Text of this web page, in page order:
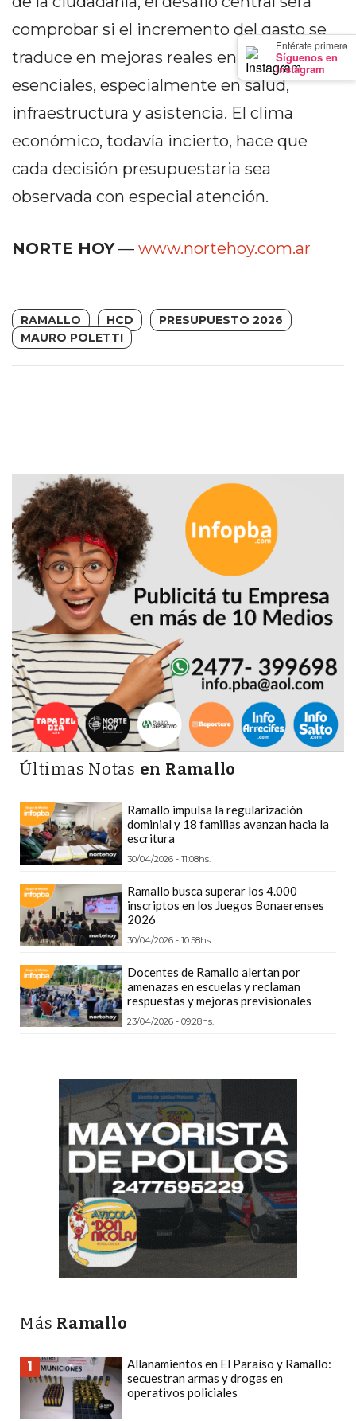
×
Entérate primero
Síguenos en
Instagram
PRECIOS
WHEY
PROTEIN
DÓNDE
COMPRAR
GIMNASIO
PERGAMINO
ONLINE
GRATIS
SUPLEMENTOS
PROTEÍNA,
CREATINA
Y
PRE
ENTRENO
CON
ASESORAMIENTO
PROFESIONAL
QUÉ
ES
CHANGUITO.COM.AR
Y
CÓMO
FUNCIONA:
CREAR
ONLINE
CON
PEDIDOS
WHATSAPP
TIENDA
ONLINE
EN
ARGENTINA:
CHANGUITO.COM.AR
PLATAFORMAS
WHATSAPP
CÓMO
RECIBIR
PEDIDOS
LA
DEFINITIVA
PARA
RESTAURANTES
comprobar si el incremento del gasto se
traduce en mejoras reales en servicios
esenciales, especialmente en salud,
infraestructura y asistencia. El clima
económico, todavía incierto, hace que
cada decisión presupuestaria sea
observada con especial atención.
NORTE HOY— www.nortehoy.com.ar
RAMALLO HCD
PRESUPUESTO 2026
MAURO POLETTI
Últimas Notas en Ramallo
Ramallo impulsa la regularización
dominial y 18 familias avanzan hacia la
escritura
30/04/2026 - 11:08hs.
Ramallo busca superar los 4.000
inscriptos en los Juegos Bonaerenses
2026
30/04/2026 - 10:58hs.
Docentes de Ramallo alertan por
amenazas en escuelas y reclaman
respuestas y mejoras previsionales
23/04/2026 - 09:28hs.
Más Ramallo
1
Allanamientos en El Paraíso y Ramallo:
secuestran armas y drogas en
operativos policiales